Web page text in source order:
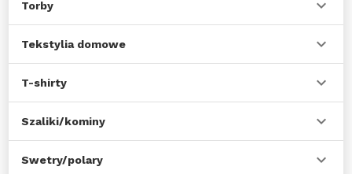
Torby
Tekstylia domowe
T-shirty
Szaliki/kominy
Swetry/polary